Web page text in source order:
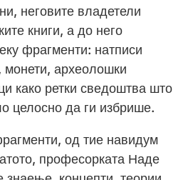
неговите владетели
книги, а до него
фрагменти: натписи
археолошки
како ретки сведоштва што
целосно да ги избрише.
од тие навидум
професорката Наде